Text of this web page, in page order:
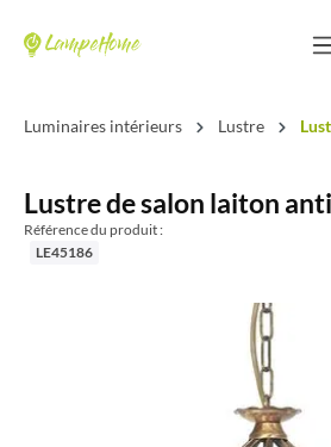
Luminaires intérieurs Lustre
Lustre de salon laiton
Référence du produit :
LE45186